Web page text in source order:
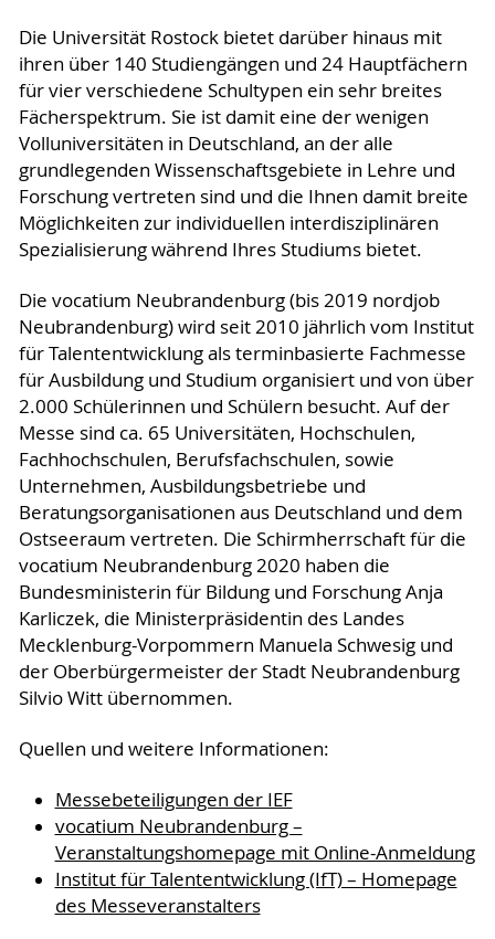
Die Universität Rostock bietet darüber hinaus mit
ihren über 140 Studiengängen und 24 Hauptfächern
für vier verschiedene Schultypen ein sehr breites
Fächerspektrum. Sie ist damit eine der wenigen
Volluniversitäten in Deutschland, an der alle
grundlegenden Wissenschaftsgebiete in Lehre und
Forschung vertreten sind und die Ihnen damit breite
Möglichkeiten zur individuellen interdisziplinären
Spezialisierung während Ihres Studiums bietet.
Die vocatium Neubrandenburg (bis 2019 nordjob
Neubrandenburg) wird seit 2010 jährlich vom Institut
für Talententwicklung als terminbasierte Fachmesse
für Ausbildung und Studium organisiert und von über
2.000 Schülerinnen und Schülern besucht. Auf der
Messe sind ca. 65 Universitäten, Hochschulen,
Fachhochschulen, Berufsfachschulen, sowie
Unternehmen, Ausbildungsbetriebe und
Beratungsorganisationen aus Deutschland und dem
Ostseeraum vertreten. Die Schirmherrschaft für die
vocatium Neubrandenburg 2020 haben die
Bundesministerin für Bildung und Forschung Anja
Karliczek, die Ministerpräsidentin des Landes
Mecklenburg-Vorpommern Manuela Schwesig und
der Oberbürgermeister der Stadt Neubrandenburg
Silvio Witt übernommen.
Quellen und weitere Informationen:
Messebeteiligungen der IEF
vocatium Neubrandenburg –
Veranstaltungshomepage mit Online-Anmeldung
Institut für Talententwicklung (IfT) – Homepage
des Messeveranstalters